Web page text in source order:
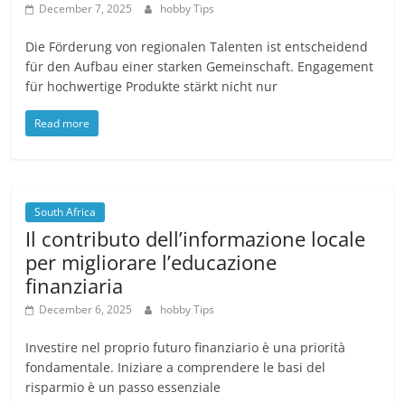
December 7, 2025 hobby Tips
Die Förderung von regionalen Talenten ist entscheidend
für den Aufbau einer starken Gemeinschaft. Engagement
für hochwertige Produkte stärkt nicht nur
Read more
South Africa
Il contributo dell’informazione locale
per migliorare l’educazione
finanziaria
December 6, 2025 hobby Tips
Investire nel proprio futuro finanziario è una priorità
fondamentale. Iniziare a comprendere le basi del
risparmio è un passo essenziale